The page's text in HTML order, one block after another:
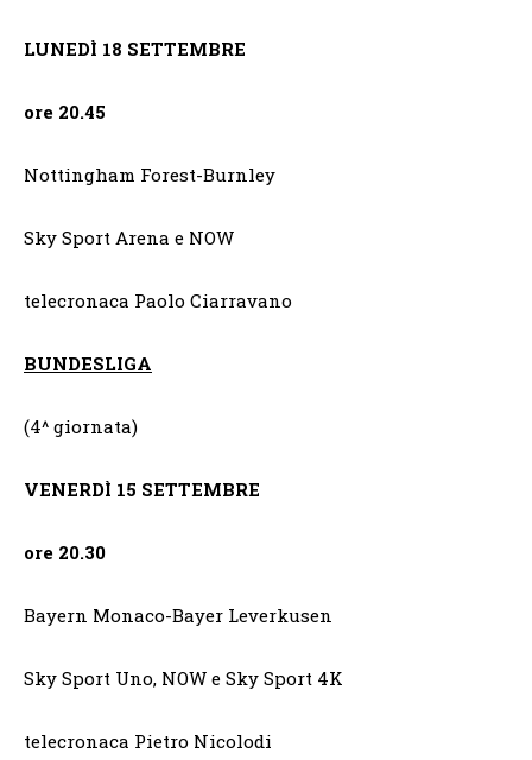
LUNEDÌ 18 SETTEMBRE
ore 20.45
Nottingham Forest-Burnley
Sky Sport Arena e NOW
telecronaca Paolo Ciarravano
BUNDESLIGA
(4^ giornata)
VENERDÌ 15 SETTEMBRE
ore 20.30
Bayern Monaco-Bayer Leverkusen
Sky Sport Uno, NOW e Sky Sport 4K
telecronaca Pietro Nicolodi